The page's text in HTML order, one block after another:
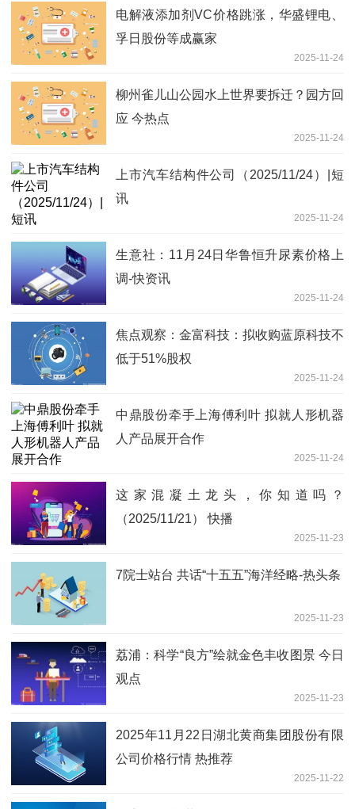
电解液添加剂VC价格跳涨，华盛锂电、
孚日股份等成赢家
2025-11-24
柳州雀儿山公园水上世界要拆迁？园方回
应 今热点
2025-11-24
上市汽车结构件公司（2025/11/24）|短
讯
2025-11-24
生意社：11月24日华鲁恒升尿素价格上
调-快资讯
2025-11-24
焦点观察：金富科技：拟收购蓝原科技不
低于51%股权
2025-11-24
中鼎股份牵手上海傅利叶 拟就人形机器
人产品展开合作
2025-11-24
这家混凝土龙头，你知道吗？
（2025/11/21） 快播
2025-11-23
7院士站台 共话“十五五”海洋经略-热头条
2025-11-23
荔浦：科学“良方”绘就金色丰收图景 今日
观点
2025-11-23
2025年11月22日湖北黄商集团股份有限
公司价格行情 热推荐
2025-11-22